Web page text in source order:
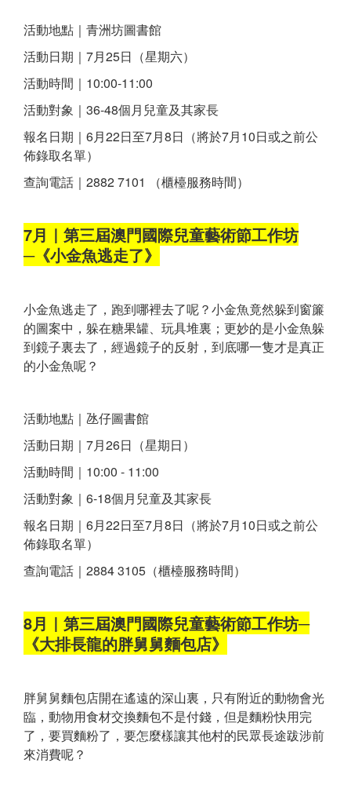
活動地點｜青洲坊圖書館
活動日期｜7月25日（星期六）
活動時間｜10:00-11:00
活動對象｜36-48個月兒童及其家長
報名日期｜6月22日至7月8日（將於7月10日或之前公
佈錄取名單）
查詢電話｜2882 7101 （櫃檯服務時間）
7月｜第三屆澳門國際兒童藝術節工作坊
─《小金魚逃走了》
小金魚逃走了，跑到哪裡去了呢？小金魚竟然躲到窗簾
的圖案中，躲在糖果罐、玩具堆裏；更妙的是小金魚躲
到鏡子裏去了，經過鏡子的反射，到底哪一隻才是真正
的小金魚呢？
活動地點｜氹仔圖書館
活動日期｜7月26日（星期日）
活動時間｜10:00 - 11:00
活動對象｜6-18個月兒童及其家長
報名日期｜6月22日至7月8日（將於7月10日或之前公
佈錄取名單）
查詢電話｜2884 3105（櫃檯服務時間）
8月｜第三屆澳門國際兒童藝術節工作坊─
《大排長龍的胖舅舅麵包店》
胖舅舅麵包店開在遙遠的深山裏，只有附近的動物會光
臨，動物用食材交換麵包不是付錢，但是麵粉快用完
了，要買麵粉了，要怎麼樣讓其他村的民眾長途跋涉前
來消費呢？